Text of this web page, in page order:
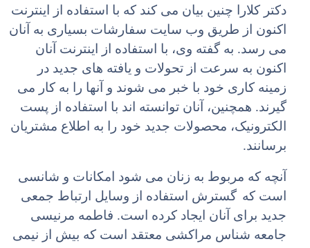
دکتر کلارا چنین بیان مى کند که با استفاده از اینترنت
اکنون از طریق وب سایت سفارشات بسیارى به آنان
مى رسد. به گفته وى، با استفاده از اینترنت آنان
اکنون به سرعت از تحولات و یافته هاى جدید در
زمینه کارى خود با خبر مى شوند و آنها را به کار مى
گیرند. همچنین، آنان توانسته اند با استفاده از پست
الکترونیک، محصولات جدید خود را به اطلاع مشتریان
برسانند.
آنچه که مربوط به زنان مى شود امکانات و شانسى
است که گسترش استفاده از وسایل ارتباط جمعى
جدید براى آنان ایجاد کرده است. فاطمه مرنیسى
جامعه شناس مراکشى معتقد است که بیش از نیمى